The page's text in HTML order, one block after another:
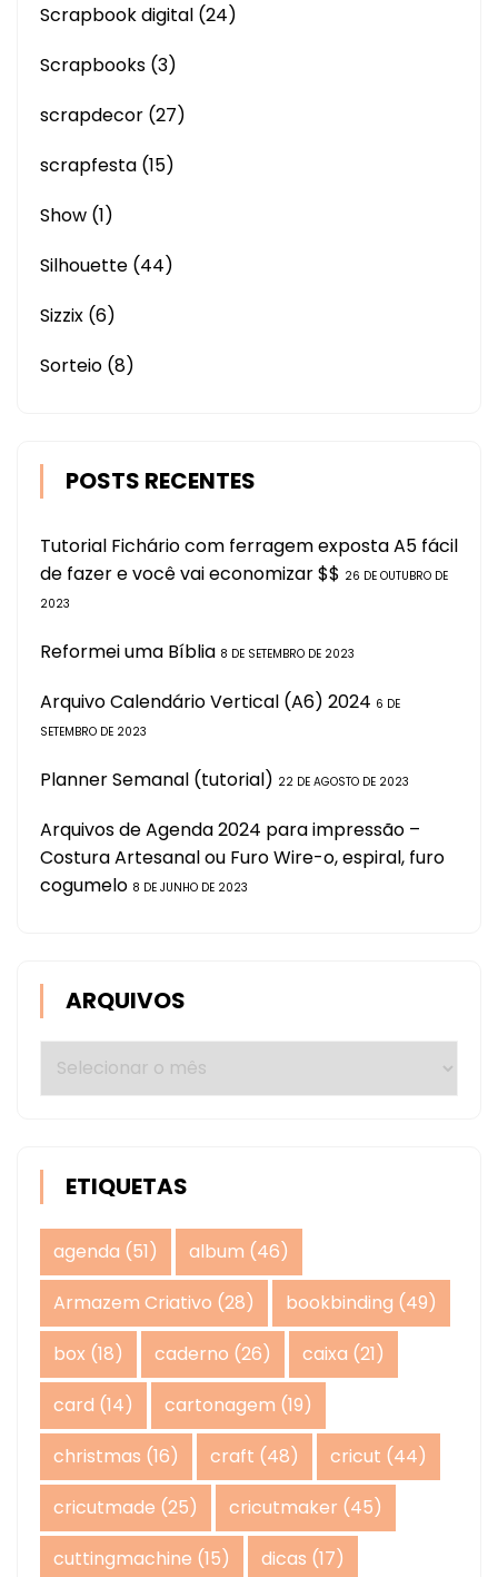
Scrapbook digital (24)
Scrapbooks (3)
scrapdecor (27)
scrapfesta (15)
Show (1)
Silhouette (44)
Sizzix (6)
Sorteio (8)
POSTS RECENTES
Tutorial Fichário com ferragem exposta A5 fácil
de fazer e você vai economizar $$ 26 DE OUTUBRO DE
2023
Reformei uma Bíblia 8 DE SETEMBRO DE 2023
Arquivo Calendário Vertical (A6) 2024 6 DE
SETEMBRO DE 2023
Planner Semanal (tutorial) 22 DE AGOSTO DE 2023
Arquivos de Agenda 2024 para impressão –
Costura Artesanal ou Furo Wire-o, espiral, furo
cogumelo 8 DE JUNHO DE 2023
ARQUIVOS
Arquivos
ETIQUETAS
agenda (51) album (46)
Armazem Criativo (28) bookbinding (49)
box (18) caderno (26) caixa (21)
card (14) cartonagem (19)
christmas (16) craft (48) cricut (44)
cricutmade (25) cricutmaker (45)
cuttingmachine (15) dicas (17)